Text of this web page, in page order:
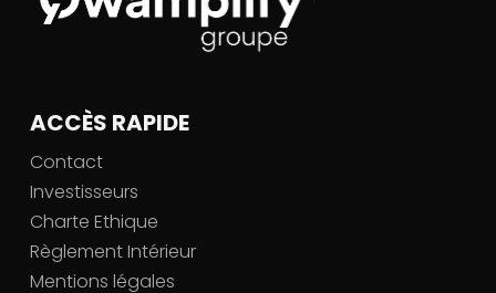
ACCÈS RAPIDE
Contact
Investisseurs
Charte Ethique
Règlement Intérieur
Mentions légales